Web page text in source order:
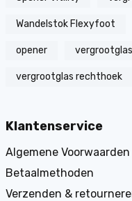
Wandelstok Flexyfoot
opener vergrootglas
vergrootglas rechthoek
Klantenservice
Algemene Voorwaarden
Betaalmethoden
Verzenden &